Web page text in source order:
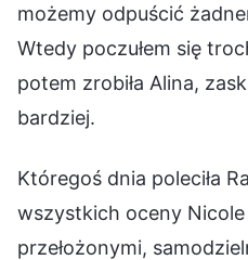
możemy odpuścić
Wtedy poczułem się
potem zrobiła Alina,
bardziej.
Któregoś dnia poleciła
wszystkich oceny
przełożonymi,